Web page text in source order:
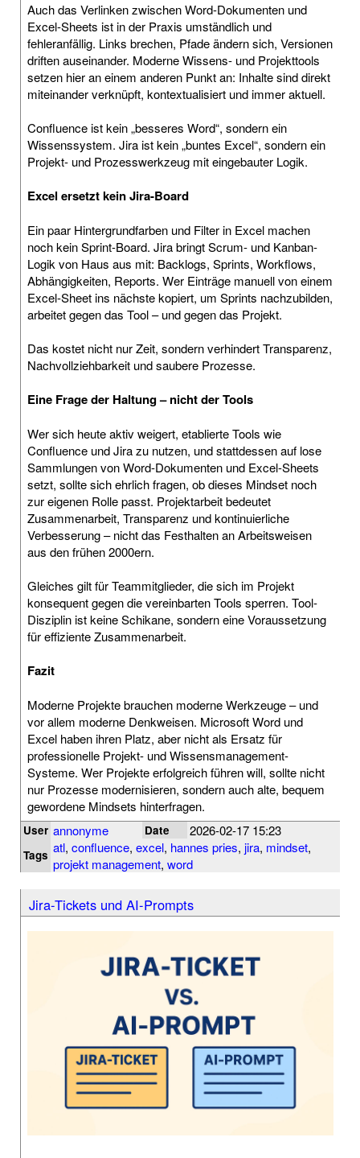
Auch das Verlinken zwischen Word-Dokumenten und
Excel-Sheets ist in der Praxis umständlich und
fehleranfällig. Links brechen, Pfade ändern sich, Versionen
driften auseinander. Moderne Wissens- und Projekttools
setzen hier an einem anderen Punkt an: Inhalte sind direkt
miteinander verknüpft, kontextualisiert und immer aktuell.
Confluence ist kein „besseres Word“, sondern ein
Wissenssystem. Jira ist kein „buntes Excel“, sondern ein
Projekt- und Prozesswerkzeug mit eingebauter Logik.
Excel ersetzt kein Jira-Board
Ein paar Hintergrundfarben und Filter in Excel machen
noch kein Sprint-Board. Jira bringt Scrum- und Kanban-
Logik von Haus aus mit: Backlogs, Sprints, Workflows,
Abhängigkeiten, Reports. Wer Einträge manuell von einem
Excel-Sheet ins nächste kopiert, um Sprints nachzubilden,
arbeitet gegen das Tool – und gegen das Projekt.
Das kostet nicht nur Zeit, sondern verhindert Transparenz,
Nachvollziehbarkeit und saubere Prozesse.
Eine Frage der Haltung – nicht der Tools
Wer sich heute aktiv weigert, etablierte Tools wie
Confluence und Jira zu nutzen, und stattdessen auf lose
Sammlungen von Word-Dokumenten und Excel-Sheets
setzt, sollte sich ehrlich fragen, ob dieses Mindset noch
zur eigenen Rolle passt. Projektarbeit bedeutet
Zusammenarbeit, Transparenz und kontinuierliche
Verbesserung – nicht das Festhalten an Arbeitsweisen
aus den frühen 2000ern.
Gleiches gilt für Teammitglieder, die sich im Projekt
konsequent gegen die vereinbarten Tools sperren. Tool-
Disziplin ist keine Schikane, sondern eine Voraussetzung
für effiziente Zusammenarbeit.
Fazit
Moderne Projekte brauchen moderne Werkzeuge – und
vor allem moderne Denkweisen. Microsoft Word und
Excel haben ihren Platz, aber nicht als Ersatz für
professionelle Projekt- und Wissensmanagement-
Systeme. Wer Projekte erfolgreich führen will, sollte nicht
nur Prozesse modernisieren, sondern auch alte, bequem
gewordene Mindsets hinterfragen.
User annonyme Date 2026-02-17 15:23
Tags atl, confluence, excel, hannes pries, jira, mindset,
projekt management, word
Jira-Tickets und AI-Prompts